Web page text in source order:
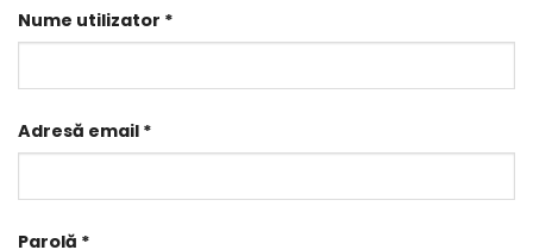
Nume utilizator *
Adresă email *
Parolă *